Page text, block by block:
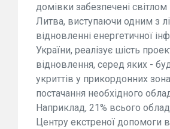
домівки забезпечені світлом
Литва, виступаючи одним з
відновленні енергетичної
України, реалізує шість
відновлення, серед яких -
укриттів у прикордонних
постачання необхідного
Наприклад, 21% всього
Центру екстреної допомоги